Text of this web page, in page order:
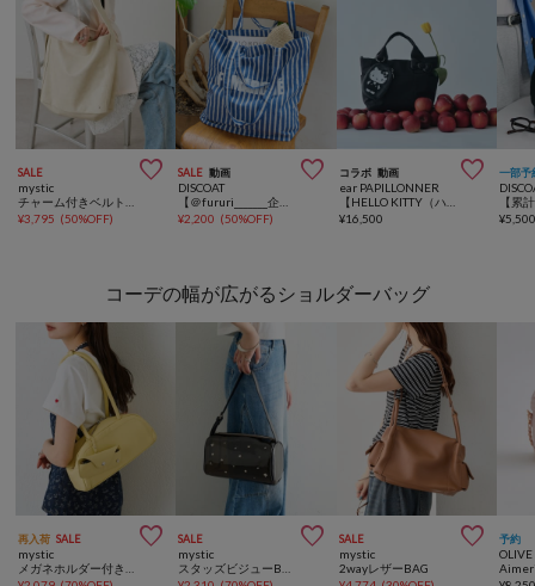
SALE 
mystic
¥3,795 (50%OFF)
SALE 動画 
DISCOAT
¥2,200 (50%OFF)
コラボ 動画 
ear PAPILLONNER
¥16,500
一部予
¥
コーデの幅が広がるショルダーバッグ
再入荷 SALE 
mystic
SALE 
mystic
SALE 
mystic
2wayレザーBAG
予約